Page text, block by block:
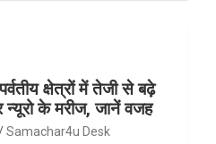
क्षेत्रों में तेजी से बढ़े
न्यूरो के मरीज, जानें वजह
Samachar4u Desk